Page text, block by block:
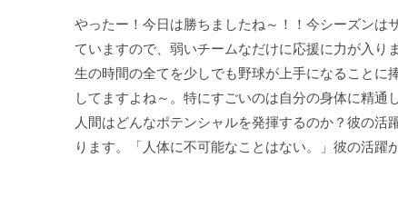
やったー！今日は勝ちましたね～！！今シーズンは
ていますので、弱いチームなだけに応援に力が入り
生の時間の全てを少しでも野球が上手になること
してますよね～。特にすごいのは自分の身体に精通
人間はどんなポテンシャルを発揮するのか？彼の